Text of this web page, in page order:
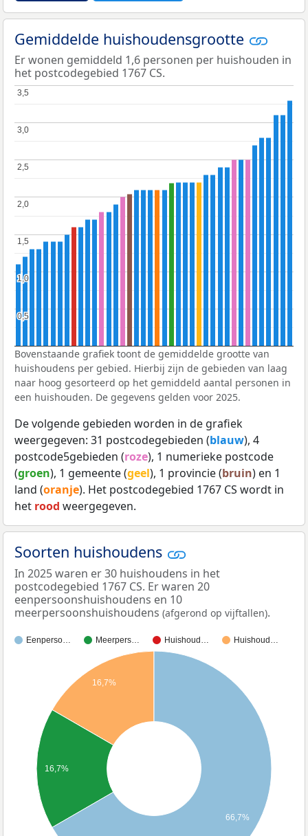
Gemiddelde huishoudensgrootte
Er wonen gemiddeld 1,6 personen per huishouden in
het postcodegebied 1767 CS.
0,5
0,5
1,0
1,0
1,5
1,5
2,0
2,0
2,5
2,5
3,0
3,0
3,5
3,5
Bovenstaande grafiek toont de gemiddelde grootte van
huishoudens per gebied. Hierbij zijn de gebieden van laag
naar hoog gesorteerd op het gemiddeld aantal personen in
een huishouden. De gegevens gelden voor 2025.
De volgende gebieden worden in de grafiek
weergegeven: 31 postcodegebieden (blauw), 4
postcode5gebieden (roze), 1 numerieke postcode
(groen), 1 gemeente (geel), 1 provincie (bruin) en 1
land (oranje). Het postcodegebied 1767 CS wordt in
het rood weergegeven.
Soorten huishoudens
In 2025 waren er 30 huishoudens in het
postcodegebied 1767 CS. Er waren 20
eenpersoonshuishoudens en 10
meerpersoonshuishoudens (afgerond op vijftallen).
Eenperso… Meerpers… Huishoud… Huishoud…
16,7%
16,7%
66,7%